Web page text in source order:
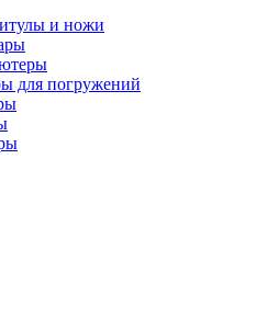
и ножи
для погружений